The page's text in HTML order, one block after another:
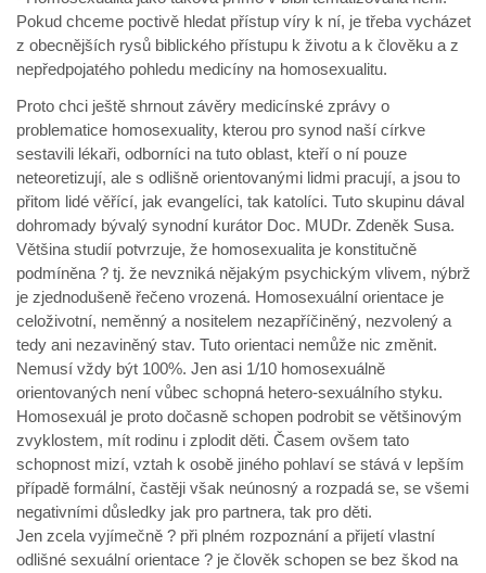
Pokud chceme poctivě hledat přístup víry k ní, je třeba vycházet
z obecnějších rysů biblického přístupu k životu a k člověku a z
nepředpojatého pohledu medicíny na homosexualitu.
Proto chci ještě shrnout závěry medicínské zprávy o
problematice homosexuality, kterou pro synod naší církve
sestavili lékaři, odborníci na tuto oblast, kteří o ní pouze
neteoretizují, ale s odlišně orientovanými lidmi pracují, a jsou to
přitom lidé věřící, jak evangelíci, tak katolíci. Tuto skupinu dával
dohromady bývalý synodní kurátor Doc. MUDr. Zdeněk Susa.
Většina studií potvrzuje, že homosexualita je konstitučně
podmíněna ? tj. že nevzniká nějakým psychickým vlivem, nýbrž
je zjednodušeně řečeno vrozená. Homosexuální orientace je
celoživotní, neměnný a nositelem nezapříčiněný, nezvolený a
tedy ani nezaviněný stav. Tuto orientaci nemůže nic změnit.
Nemusí vždy být 100%. Jen asi 1/10 homosexuálně
orientovaných není vůbec schopná hetero-sexuálního styku.
Homosexuál je proto dočasně schopen podrobit se většinovým
zvyklostem, mít rodinu i zplodit děti. Časem ovšem tato
schopnost mizí, vztah k osobě jiného pohlaví se stává v lepším
případě formální, častěji však neúnosný a rozpadá se, se všemi
negativními důsledky jak pro partnera, tak pro děti.
Jen zcela vyjímečně ? při plném rozpoznání a přijetí vlastní
odlišné sexuální orientace ? je člověk schopen se bez škod na